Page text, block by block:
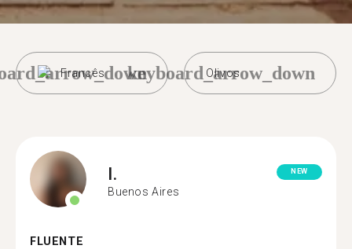
Francês Olivos
keyboard_arrow_down
I.
Buenos Aires
NEW
FLUENTE